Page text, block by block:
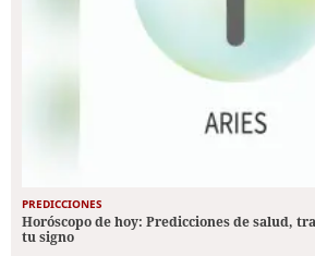
PREDICCIONES
Horóscopo de hoy: Predicciones de salud,
tu signo